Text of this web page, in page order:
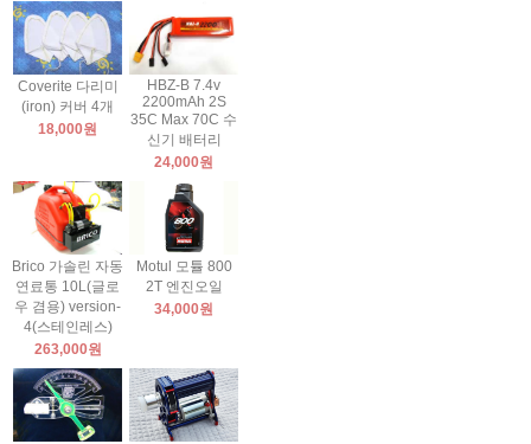
Coverite 다리미
(iron) 커버 4개
18,000원
HBZ-B 7.4v
2200mAh 2S
35C Max 70C 수
신기 배터리
24,000원
Brico 가솔린 자동
연료통 10L(글로
우 겸용) version-
4(스테인레스)
263,000원
Motul 모튤 800
2T 엔진오일
34,000원